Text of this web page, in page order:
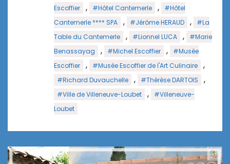
Escoffier
, #Hôtel Cantemerle ,
#Hôtel
Cantemerle **** SPA
, #Jérôme HERAUD ,
#La
Table du Cantemerle
, #Lionnel LUCA ,
#Marie
Benassayag
, #Michel Escoffier ,
#Musée
Escoffier
, #Musée Escoffier de l'Art Culinaire ,
#Richard Duvauchelle , #Thérèse DARTOIS ,
#Ville de Villeneuve-Loubet ,
#Villeneuve-
Loubet